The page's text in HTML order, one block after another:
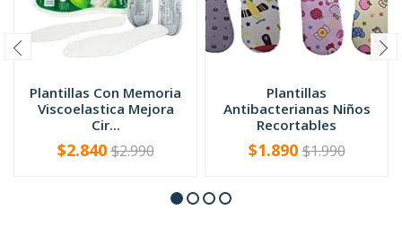
Plantillas Con Memoria
Viscoelastica Mejora
Cir...
+
$2.840$2.990
Plantillas
Antibacterianas Niños
Recortables
+
$1.890$1.990